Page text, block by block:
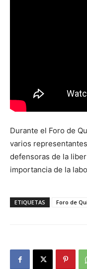
Durante el Foro de
varios
defensoras de la
importancia de la
ETIQUETAS Foro de